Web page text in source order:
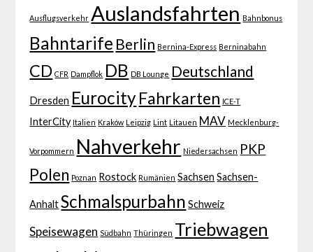
Ausflugsverkehr Auslandsfahrten Bahnbonus
Bahntarife Berlin Bernina-Express Berninabahn
CD CFR Dampflok DB DB Lounge Deutschland
Dresden EurocityFahrkarten ICE-T
InterCity Italien Kraków Leipzig Lint Litauen MAV Mecklenburg-
Vorpommern Nahverkehr Niedersachsen PKP
Polen Poznan Rostock Rumänien Sachsen Sachsen-
Anhalt Schmalspurbahn Schweiz
Speisewagen Südbahn Thüringen Triebwagen